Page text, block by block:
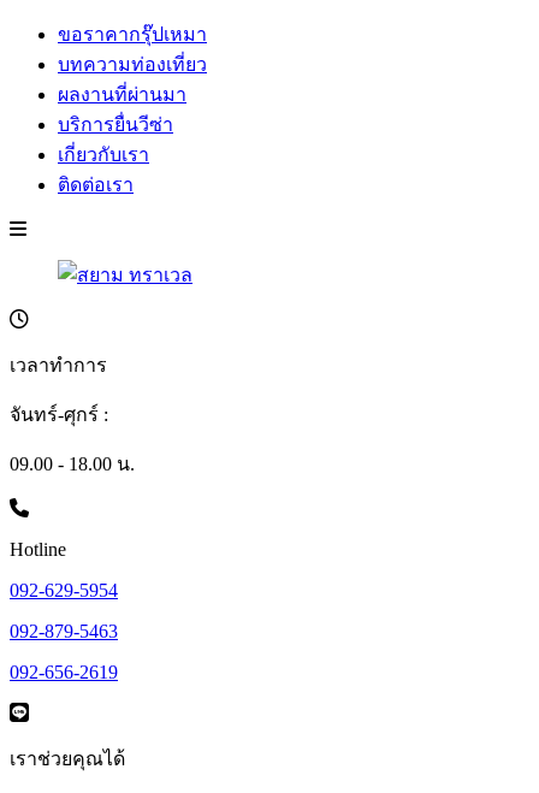
ขอราคากรุ๊ปเหมา
บทความท่องเที่ยว
ผลงานที่ผ่านมา
บริการยื่นวีซ่า
เกี่ยวกับเรา
ติดต่อเรา
เวลาทำการ
จันทร์-ศุกร์ :
09.00 - 18.00 น.
Hotline
092-629-5954
092-879-5463
092-656-2619
เราช่วยคุณได้